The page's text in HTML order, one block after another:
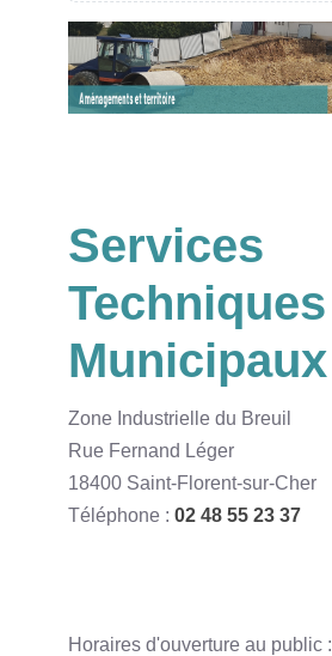
Services
Techniques
Municipaux
Zone Industrielle du Breuil
Rue Fernand Léger
18400 Saint-Florent-sur-Cher
Téléphone : 02 48 55 23 37
Horaires d'ouverture au public :